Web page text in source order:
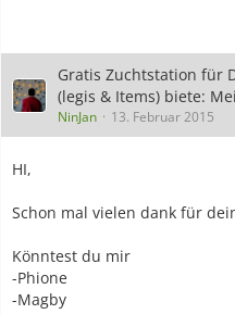
Gratis Zuchtstation für
(legis & Items) biete:
NinJan 13. Februar 2015
HI,
Schon mal vielen dank für
Könntest du mir
-Phione
-Magby